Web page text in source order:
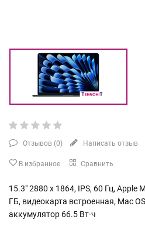
Отзывов (0) Написать отзыв
В избранное Сравнить
15.3" 2880 x 1864, IPS, 60 Гц, Apple
ГБ, видеокарта встроенная, Mac
аккумулятор 66.5 Вт·ч